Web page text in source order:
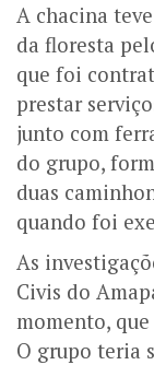
A chacina
da floresta
que foi
prestar
junto com
do grupo,
duas
quando foi
As
Civis do
momento,
O grupo teria